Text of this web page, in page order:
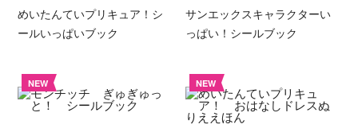
めいたんていプリキュア！シ
ールいっぱいブック
サンエックスキャラクターい
っぱい！シールブック
NEW NEW